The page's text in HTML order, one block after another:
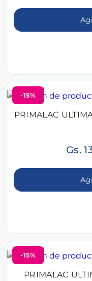
-15%
PRIMALAC
Gs.
-15%
PRIMALAC